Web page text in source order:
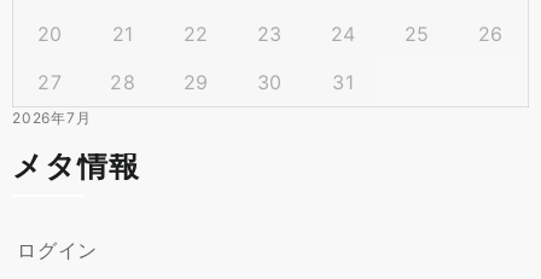
2026年7月
20
21 22 23 24 25
26
27
28 29 30 31
メタ情報
ログイン